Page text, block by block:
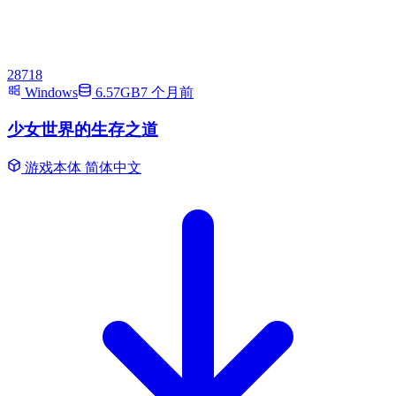
28718
Windows
6.57GB7 个月前
少女世界的生存之道
游戏本体 简体中文